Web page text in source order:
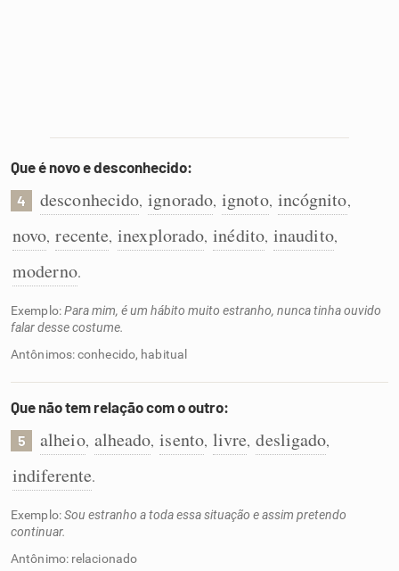
Que é novo e desconhecido:
4 desconhecido, ignorado, ignoto, incógnito,
novo, recente, inexplorado, inédito, inaudito,
moderno.
Exemplo:Para mim, é um hábito muito estranho, nunca tinha ouvido
falar desse costume.
Antônimos: conhecido, habitual
Que não tem relação com o outro:
5 alheio, alheado, isento, livre, desligado,
indiferente.
Exemplo:Sou estranho a toda essa situação e assim pretendo
continuar.
Antônimo: relacionado